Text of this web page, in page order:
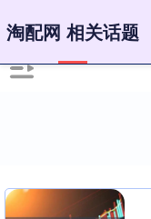
淘配网 相关话题